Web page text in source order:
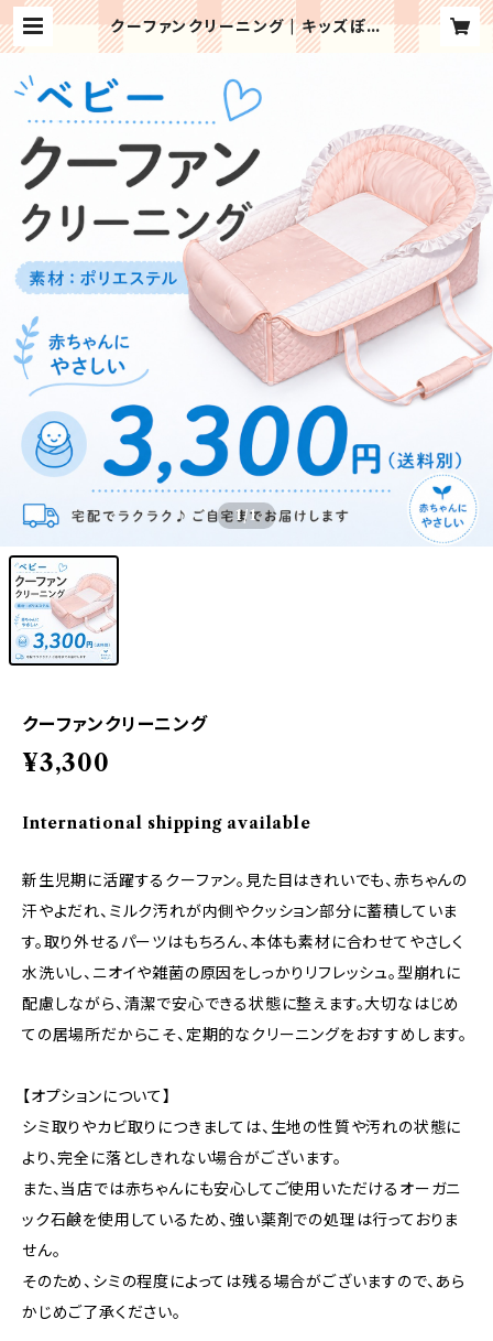
クーファンクリーニング | キッズぽけ
1/1
クーファンクリーニング
¥3,300
International shipping available
新生児期に活躍するクーファン。見た目はきれいでも、赤ちゃんの
汗やよだれ、ミルク汚れが内側やクッション部分に蓄積していま
す。取り外せるパーツはもちろん、本体も素材に合わせてやさしく
水洗いし、ニオイや雑菌の原因をしっかりリフレッシュ。型崩れに
配慮しながら、清潔で安心できる状態に整えます。大切なはじめ
ての居場所だからこそ、定期的なクリーニングをおすすめします。
【オプションについて】
シミ取りやカビ取りにつきましては、生地の性質や汚れの状態に
より、完全に落としきれない場合がございます。
また、当店では赤ちゃんにも安心してご使用いただけるオーガニ
ック石鹸を使用しているため、強い薬剤での処理は行っておりま
せん。
そのため、シミの程度によっては残る場合がございますので、あら
かじめご了承ください。